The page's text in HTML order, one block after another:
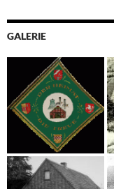
GALERIE